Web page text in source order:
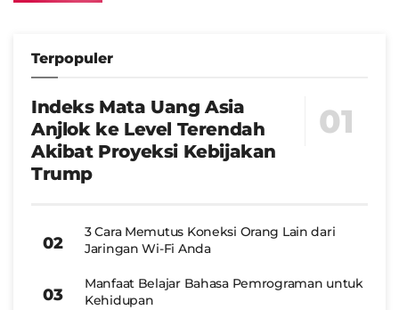
Terpopuler
Indeks Mata Uang Asia
Anjlok ke Level Terendah
Akibat Proyeksi Kebijakan
Trump
3 Cara Memutus Koneksi Orang Lain dari
Jaringan Wi-Fi Anda
Manfaat Belajar Bahasa Pemrograman untuk
Kehidupan